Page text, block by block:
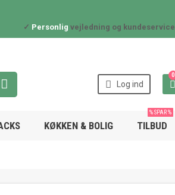
✓ Personlig vejledning og kundeservice
  Log ind 
0
KØKKEN & BOLIG TILBUD
% SPAR %